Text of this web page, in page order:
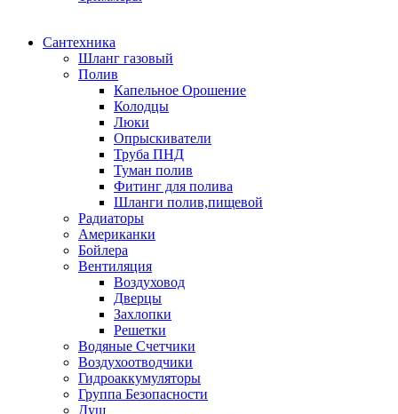
Сантехника
Шланг газовый
Полив
Капельное Орошение
Колодцы
Люки
Опрыскиватели
Труба ПНД
Туман полив
Фитинг для полива
Шланги полив,пищевой
Радиаторы
Американки
Бойлера
Вентиляция
Воздуховод
Дверцы
Захлопки
Решетки
Водяные Счетчики
Воздухоотводчики
Гидроаккумуляторы
Группа Безопасности
Душ